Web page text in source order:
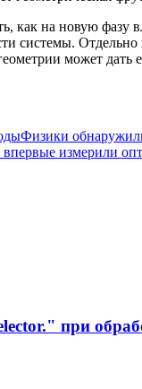
на новую фазу
системы.
может
Физики
измерили
при